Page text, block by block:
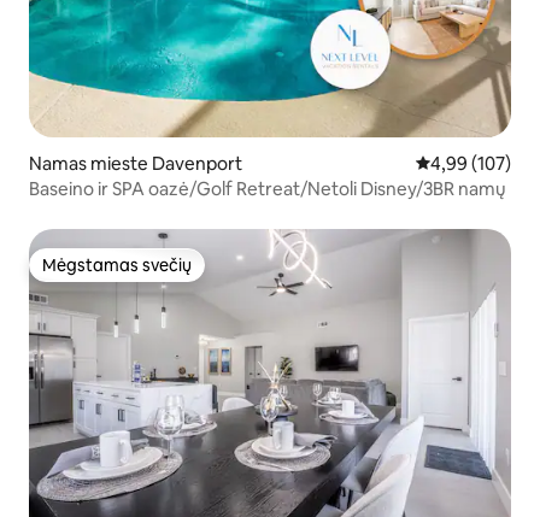
Namas mieste Davenport Vidutinis
4,99 (107)
Baseino ir SPA oazė/Golf Retreat/Netoli Disney/3BR namų
Mėgstamas svečių
Mėgstamas svečių